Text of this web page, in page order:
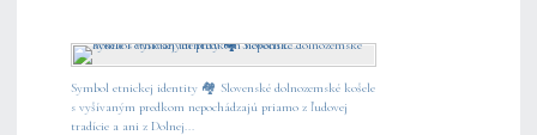
Symbol etnickej identity 🏘️ Slovenské dolnozemské košele
s vyšívaným predkom nepochádzajú priamo z ľudovej
tradície a ani z Dolnej...